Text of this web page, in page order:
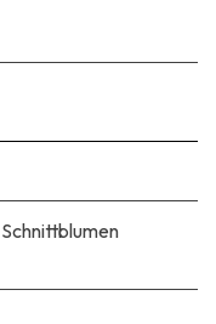
Schnittblumen